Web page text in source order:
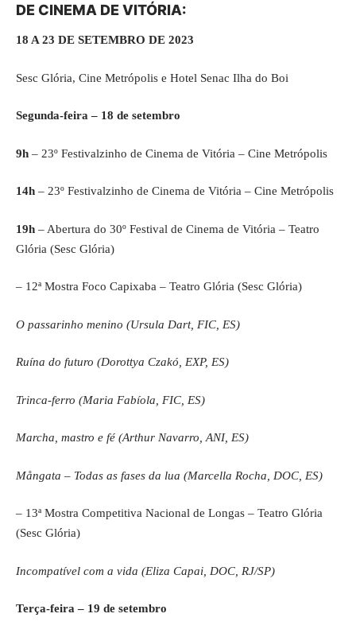
DE CINEMA DE VITÓRIA:
18 A 23 DE SETEMBRO DE 2023
Sesc Glória, Cine Metrópolis e Hotel Senac Ilha do Boi
Segunda-feira – 18 de setembro
9h – 23º Festivalzinho de Cinema de Vitória – Cine Metrópolis
14h – 23º Festivalzinho de Cinema de Vitória – Cine Metrópolis
19h – Abertura do 30º Festival de Cinema de Vitória – Teatro
Glória (Sesc Glória)
– 12ª Mostra Foco Capixaba – Teatro Glória (Sesc Glória)
O passarinho menino (Ursula Dart, FIC, ES)
Ruína do futuro (Dorottya Czakó, EXP, ES)
Trinca-ferro (Maria Fabíola, FIC, ES)
Marcha, mastro e fé (Arthur Navarro, ANI, ES)
Mångata – Todas as fases da lua (Marcella Rocha, DOC, ES)
– 13ª Mostra Competitiva Nacional de Longas – Teatro Glória
(Sesc Glória)
Incompatível com a vida (Eliza Capai, DOC, RJ/SP)
Terça-feira – 19 de setembro